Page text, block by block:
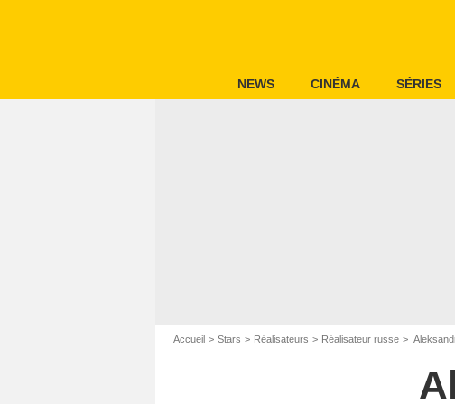
NEWS CINÉMA SÉRIES
Accueil Stars Réalisateurs Réalisateur russe